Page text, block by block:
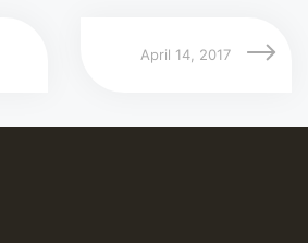
April 14, 2017